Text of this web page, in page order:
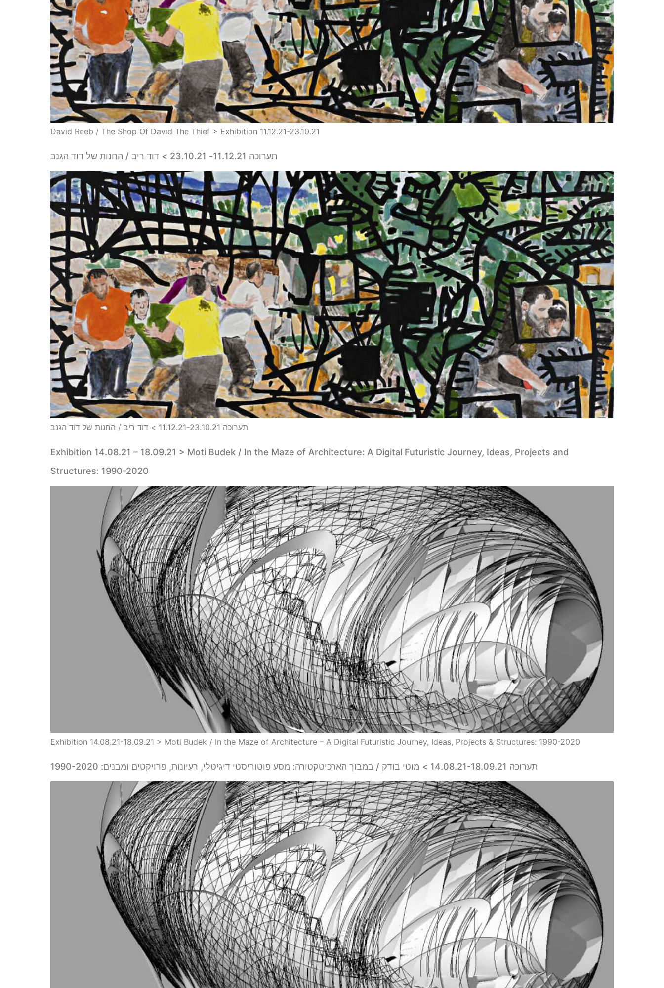
David Reeb / The Shop Of David The Thief > Exhibition 11.12.21-23.10.21
תערוכה 11.12.21- 23.10.21 > דוד ריב / החנות של דוד הגנב
תערוכה 11.12.21-23.10.21 > דוד ריב / החנות של דוד הגנב
Exhibition 14.08.21 – 18.09.21 > Moti Budek / In the Maze of Architecture: A Digital Futuristic Journey, Ideas, Projects and
Structures: 1990-2020
Exhibition 14.08.21-18.09.21 > Moti Budek / In the Maze of Architecture – A Digital Futuristic Journey, Ideas, Projects & Structures: 1990-2020
תערוכה 14.08.21-18.09.21 > מוטי בודק / במבוך הארכיטקטורה: מסע פוטוריסטי דיגיטלי, רעיונות, פרויקטים ומבנים: 1990-2020